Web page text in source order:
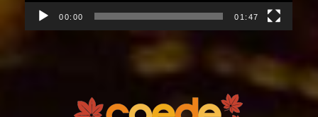
00:00 01:47